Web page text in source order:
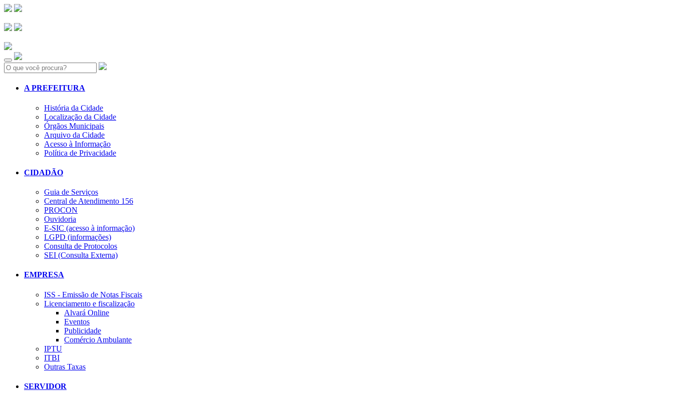
Search:
A PREFEITURA
História da Cidade
Localização da Cidade
Órgãos Municipais
Arquivo da Cidade
Acesso à Informação
Política de Privacidade
CIDADÃO
Guia de Serviços
Central de Atendimento 156
PROCON
Ouvidoria
E-SIC (acesso à informação)
LGPD (informações)
Consulta de Protocolos
SEI (Consulta Externa)
EMPRESA
ISS - Emissão de Notas Fiscais
Licenciamento e fiscalização
Alvará Online
Eventos
Publicidade
Comércio Ambulante
IPTU
ITBI
Outras Taxas
SERVIDOR